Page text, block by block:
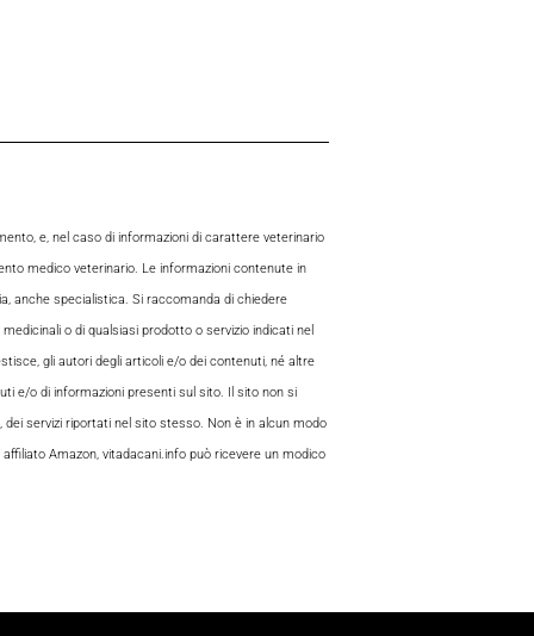
e, nel caso di informazioni di carattere veterinario
medico veterinario. Le informazioni contenute in
anche specialistica. Si raccomanda di chiedere
o di qualsiasi prodotto o servizio indicati nel
gli autori degli articoli e/o dei contenuti, né altre
e/o di informazioni presenti sul sito. Il sito non si
servizi riportati nel sito stesso. Non è in alcun modo
Amazon, vitadacani.info può ricevere un modico